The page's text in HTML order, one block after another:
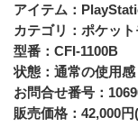
アイテム：
カテゴリ：ポケッ
型番：CFI-1100B
状態：通常の使用感
お問合せ番号：
販売価格：42,000